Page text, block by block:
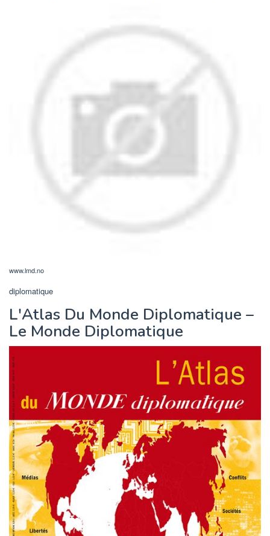
www.lmd.no
diplomatique
L'Atlas Du Monde Diplomatique –
Le Monde Diplomatique